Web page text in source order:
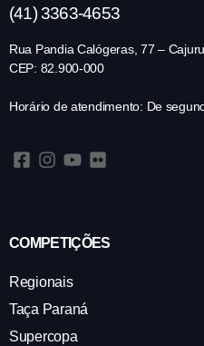
(41) 3363-4653
Rua Pandia Calógeras, 77 –
CEP: 82.900-000
Horário de atendimento: De
COMPETIÇÕES
Regionais
Taça Paraná
Supercopa